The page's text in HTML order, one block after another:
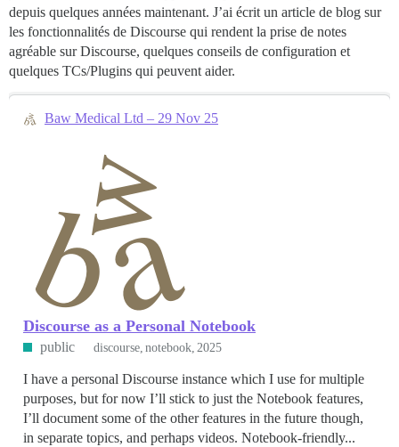
depuis quelques années maintenant. J’ai écrit un article de blog sur
les fonctionnalités de Discourse qui rendent la prise de notes
agréable sur Discourse, quelques conseils de configuration et
quelques TCs/Plugins qui peuvent aider.
Baw Medical Ltd – 29 Nov 25
Discourse as a Personal Notebook
public discourse notebook 2025
I have a personal Discourse instance which I use for multiple
purposes, but for now I’ll stick to just the Notebook features,
I’ll document some of the other features in the future though,
in separate topics, and perhaps videos. Notebook-friendly...